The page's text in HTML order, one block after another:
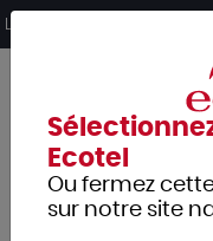
Livraison offerte dès
Ecotel
Ou fermez
sur notre site
Panneau de gestion